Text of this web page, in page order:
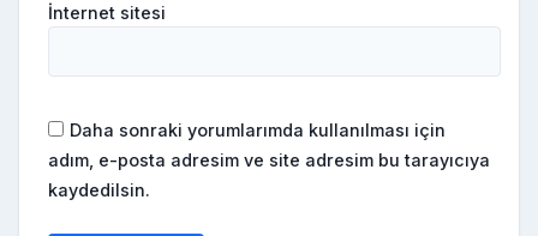
İnternet sitesi
Daha sonraki yorumlarımda kullanılması için
adım, e-posta adresim ve site adresim bu tarayıcıya
kaydedilsin.